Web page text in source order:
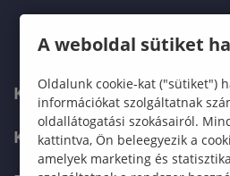
KARUNK
KÉPZÉSEK
A weboldal sütiket
Oldalunk cookie-kat ("sütiket")
információkat szolgáltatnak
oldallátogatási szokásairól.
kattintva, Ön beleegyezik a
amelyek marketing és